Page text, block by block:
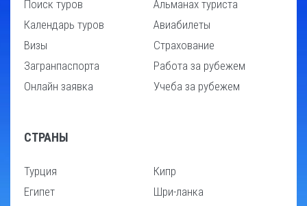
Поиск туров
Календарь туров
Визы
Загранпаспорта
Онлайн заявка
Альманах туриста
Авиабилеты
Страхование
Работа за рубежем
Учеба за рубежем
СТРАНЫ
Турция
Египет
Кипр
Шри-ланка